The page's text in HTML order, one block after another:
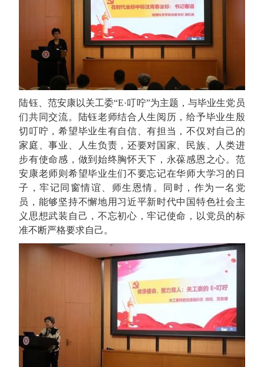
陆钰、范安康以关工委“E·叮咛”为主题，与毕业生党员
们共同交流。陆钰老师结合人生阅历，给予毕业生殷
切叮咛，希望毕业生有自信、有担当，不仅对自己的
家庭、事业、人生负责，还要对国家、民族、人类进
步有使命感，做到始终胸怀天下，永葆感恩之心。范
安康老师则希望毕业生们不要忘记在华师大学习的日
子，牢记同窗情谊、师生恩情。同时，作为一名党
员，能够坚持不懈地用习近平新时代中国特色社会主
义思想武装自己，不忘初心，牢记使命，以党员的标
准不断严格要求自己。